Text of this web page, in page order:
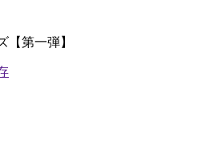
【第一弾】